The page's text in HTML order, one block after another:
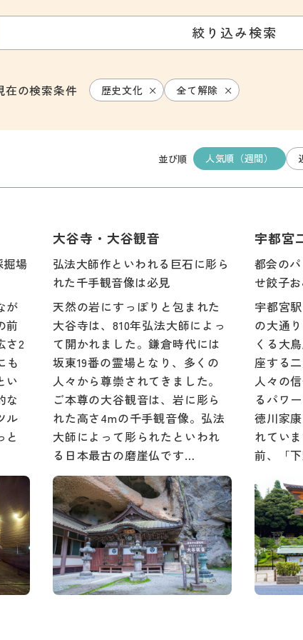
絞り込み検索
在の検索条件 歴史文化 全て解除
並び順 人気順（週間）
掘場
が
前
さ2
も
い
な
ル
と
大谷寺・大谷観音
弘法大師作といわれる巨石に彫ら
れた千手観音像は必見
天然の岩にすっぽりと包まれた
大谷寺は、810年弘法大師によっ
て開かれました。鎌倉時代には
坂東19番の霊場となり、多くの
人々から尊崇されてきました。
ご本尊の大谷観音は、岩に彫ら
れた高さ4mの千手観音像。弘法
大師によって彫られたといわれ
る日本最古の磨崖仏です…
宇都宮
都会の
せ餃子
宇都宮
の大通
くる大
座する
人々の
るパワ
徳川家
れてい
前、「